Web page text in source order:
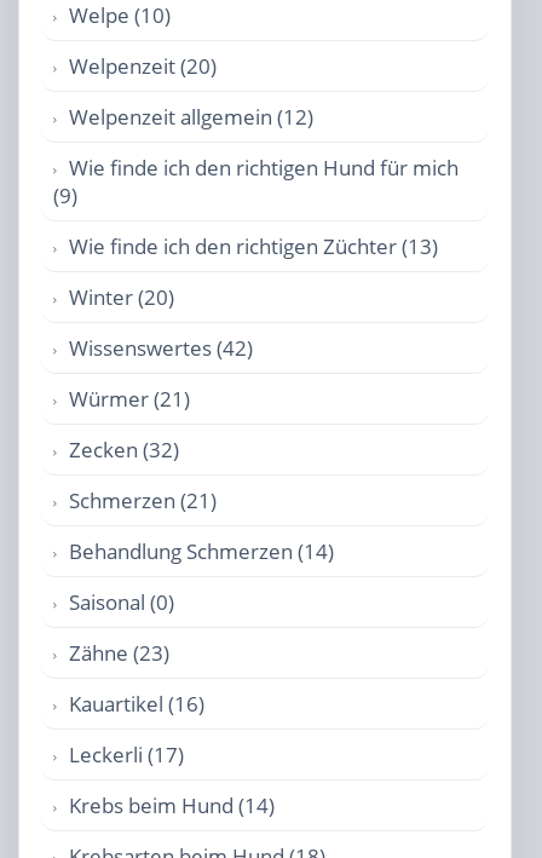
Welpe (10)
Welpenzeit (20)
Welpenzeit allgemein (12)
Wie finde ich den richtigen Hund für mich
(9)
Wie finde ich den richtigen Züchter (13)
Winter (20)
Wissenswertes (42)
Würmer (21)
Zecken (32)
Schmerzen (21)
Behandlung Schmerzen (14)
Saisonal (0)
Zähne (23)
Kauartikel (16)
Leckerli (17)
Krebs beim Hund (14)